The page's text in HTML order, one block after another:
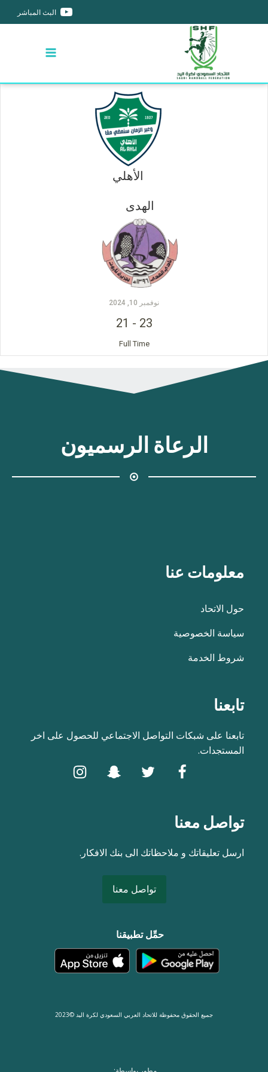
البث المباشر
الأهلي
الهدى
نوفمبر 10, 2024
23
-
21
Full Time
الرعاة الرسميون
معلومات عنا
حول الاتحاد
سياسة الخصوصية
شروط الخدمة
تابعنا
تابعنا على شبكات التواصل الاجتماعي للحصول على اخر
المستجدات.
تواصل معنا
ارسل تعليقاتك و ملاحظاتك الى بنك الافكار.
تواصل معنا
حمِّل تطبيقنا
جميع الحقوق محفوظة للاتحاد العربي السعودي لكرة اليد ©2023